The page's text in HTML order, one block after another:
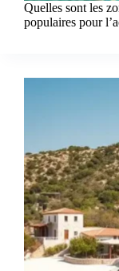
Quelles sont les
populaires pour